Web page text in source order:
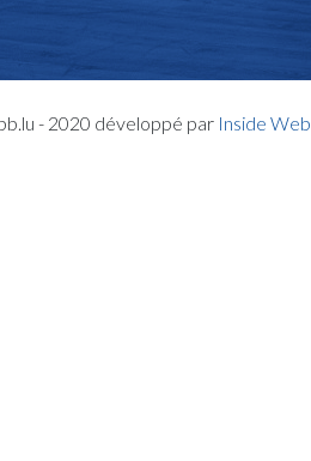
- 2020 développé par Inside Web